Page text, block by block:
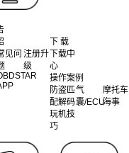
见问 注册升
级
下 载
下载中
心
操作案例
防盗匹
配解码
气
囊/ECU
摩托车
海事
玩机技
巧